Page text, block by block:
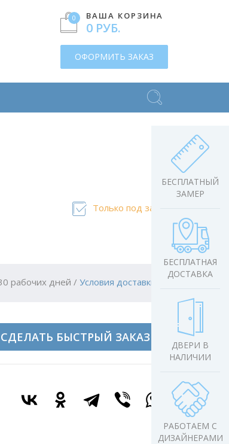
0 ВАША КОРЗИНА
0 РУБ.
ОФОРМИТЬ ЗАКАЗ
БЕСПЛАТНЫЙ
ЗАМЕР
БЕСПЛАТНАЯ
ДОСТАВКА
ДВЕРИ В
НАЛИЧИИ
РАБОТАЕМ С
ДИЗАЙНЕРАМИ
Только под заказ
рабочих дней / Условия доставки
СДЕЛАТЬ БЫСТРЫЙ ЗАКАЗ